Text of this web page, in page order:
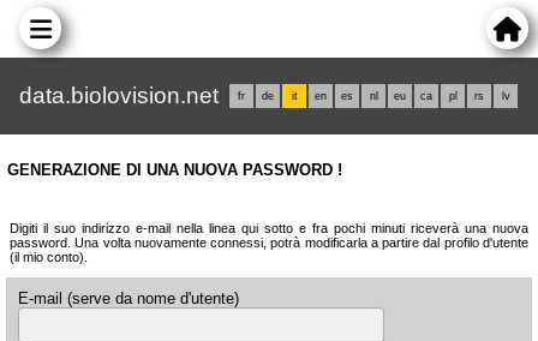
data.biolovision.net fr de it en es nl eu ca pl rs lv
GENERAZIONE DI UNA NUOVA PASSWORD !
Digiti il suo indirizzo e-mail nella linea qui sotto e fra pochi minuti riceverà una nuova
password. Una volta nuovamente connessi, potrà modificarla a partire dal profilo d'utente
(il mio conto).
E-mail (serve da nome d'utente)